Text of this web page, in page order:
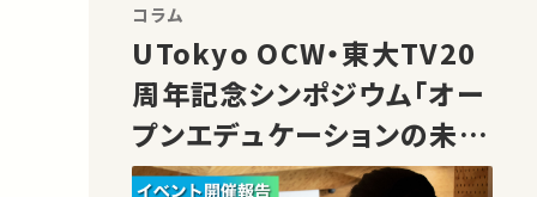
コラム
UTokyo OCW・東大TV20
周年記念シンポジウム「オー
プンエデュケーションの未
来」の様子をご紹介！